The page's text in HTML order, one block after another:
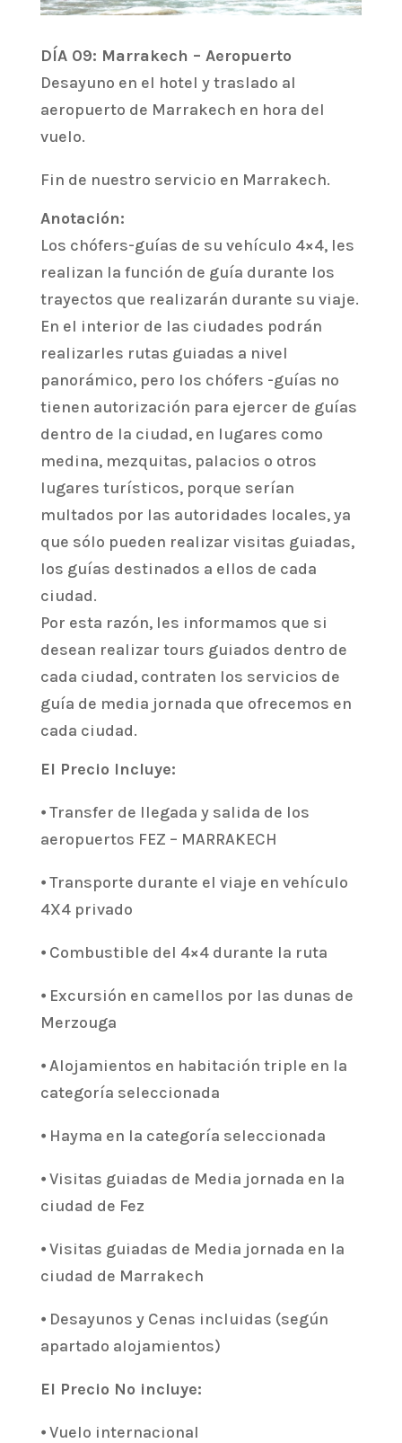
DÍA 09: Marrakech – Aeropuerto
Desayuno en el hotel y traslado al
aeropuerto de Marrakech en hora del
vuelo.
Fin de nuestro servicio en Marrakech.
Anotación:
Los chófers-guías de su vehículo 4×4, les
realizan la función de guía durante los
trayectos que realizarán durante su viaje.
En el interior de las ciudades podrán
realizarles rutas guiadas a nivel
panorámico, pero los chófers -guías no
tienen autorización para ejercer de guías
dentro de la ciudad, en lugares como
medina, mezquitas, palacios o otros
lugares turísticos, porque serían
multados por las autoridades locales, ya
que sólo pueden realizar visitas guiadas,
los guías destinados a ellos de cada
ciudad.
Por esta razón, les informamos que si
desean realizar tours guiados dentro de
cada ciudad, contraten los servicios de
guía de media jornada que ofrecemos en
cada ciudad.
El Precio Incluye:
⦁ Transfer de llegada y salida de los
aeropuertos FEZ – MARRAKECH
⦁ Transporte durante el viaje en vehículo
4X4 privado
⦁ Combustible del 4×4 durante la ruta
⦁ Excursión en camellos por las dunas de
Merzouga
⦁ Alojamientos en habitación triple en la
categoría seleccionada
⦁ Hayma en la categoría seleccionada
⦁ Visitas guiadas de Media jornada en la
ciudad de Fez
⦁ Visitas guiadas de Media jornada en la
ciudad de Marrakech
⦁ Desayunos y Cenas incluidas (según
apartado alojamientos)
El Precio No incluye:
⦁ Vuelo internacional